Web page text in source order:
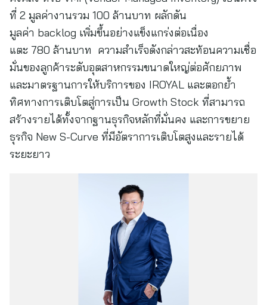
ที่ 2 มูลค่างานรวม 100 ล้านบาท ผลักดัน
มูลค่า backlog เพิ่มขึ้นอย่างแข็งแกร่งต่อเนื่อง
แตะ 780 ล้านบาท ความสำเร็จดังกล่าวสะท้อนความเชื่อ
มั่นของลูกค้าระดับอุตสาหกรรมขนาดใหญ่ต่อศักยภาพ
และมาตรฐานการให้บริการของ IROYAL และตอกย้ำ
ทิศทางการเติบโตสู่การเป็น Growth Stock ที่สามารถ
สร้างรายได้ทั้งจากฐานธุรกิจหลักที่มั่นคง และการขยาย
ธุรกิจ New S-Curve ที่มีอัตราการเติบโตสูงและรายได้
ระยะยาว